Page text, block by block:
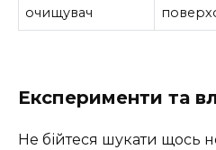
очищувач
Експерименти та
Не бійтеся шукати щось